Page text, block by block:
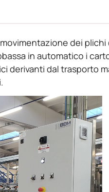
dei plichi
in automatico i
derivanti dal trasporto